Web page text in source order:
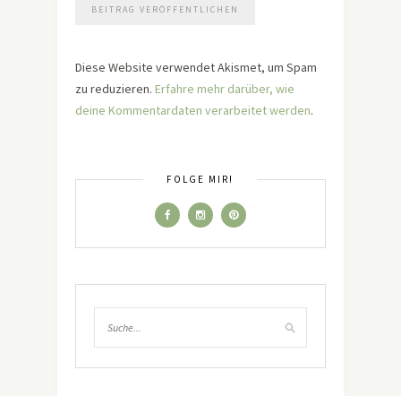
Diese Website verwendet Akismet, um Spam
zu reduzieren. Erfahre mehr darüber, wie
deine Kommentardaten verarbeitet werden.
FOLGE MIR!